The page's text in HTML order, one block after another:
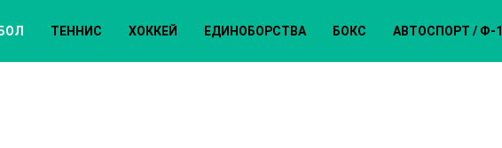
ТЕННИС ХОККЕЙ ЕДИНОБОРСТВА БОКС АВТОСПОРТ / Ф-1